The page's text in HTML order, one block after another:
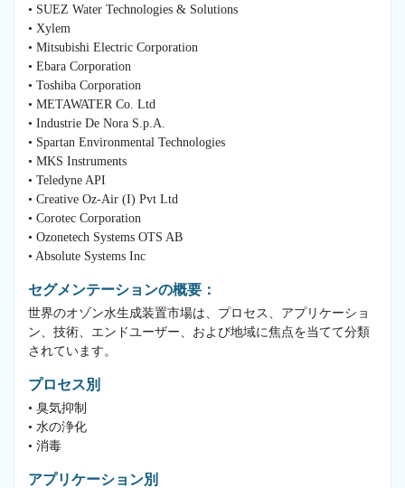
• SUEZ Water Technologies & Solutions
• Xylem
• Mitsubishi Electric Corporation
• Ebara Corporation
• Toshiba Corporation
• METAWATER Co. Ltd
• Industrie De Nora S.p.A.
• Spartan Environmental Technologies
• MKS Instruments
• Teledyne API
• Creative Oz-Air (I) Pvt Ltd
• Corotec Corporation
• Ozonetech Systems OTS AB
• Absolute Systems Inc
セグメンテーションの概要：
世界のオゾン水生成装置市場は、プロセス、アプリケーショ
ン、技術、エンドユーザー、および地域に焦点を当てて分類
されています。
プロセス別
• 臭気抑制
• 水の浄化
• 消毒
アプリケーション別